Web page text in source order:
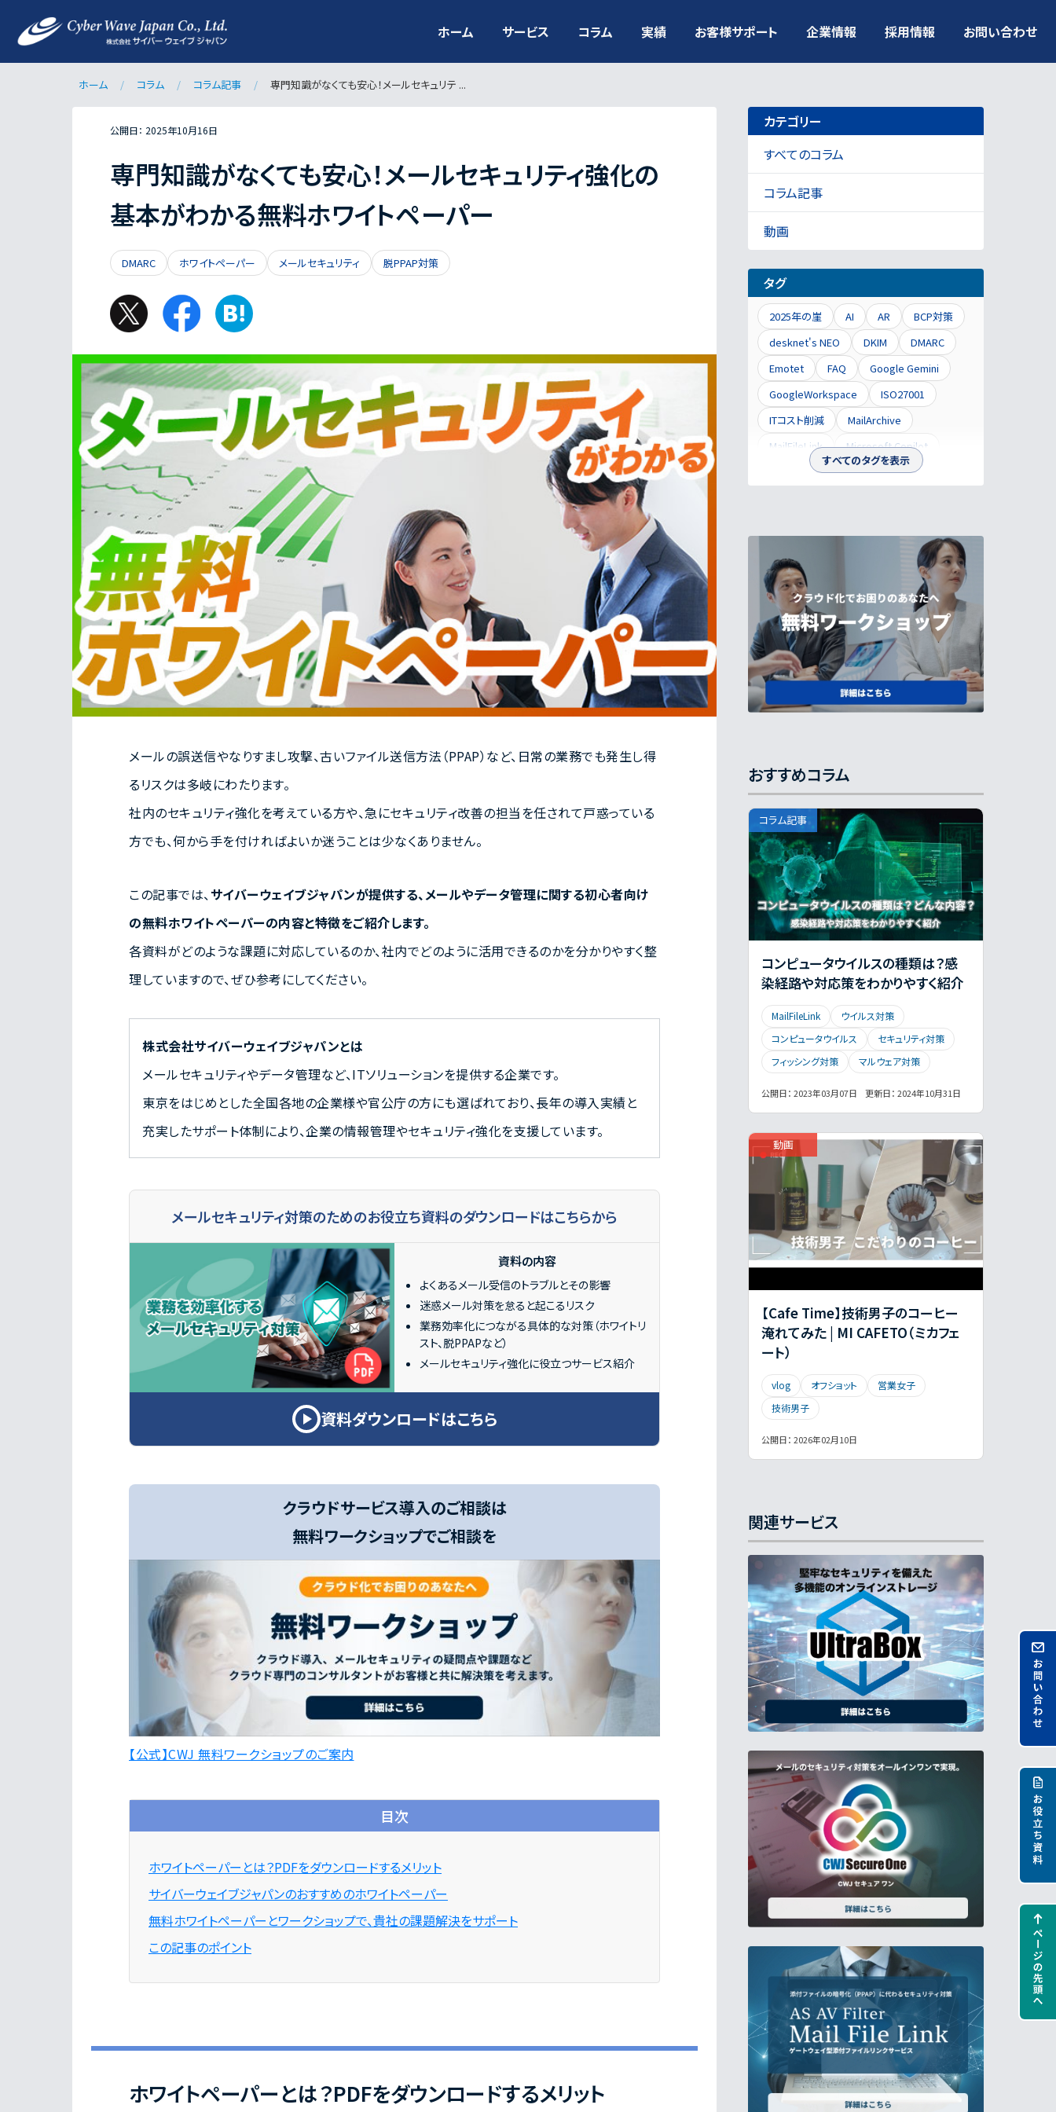
ホーム サービス コラム 実績 お客様サポート 企業情報 採用情報 お問い合わせ
ホーム コラム コラム記事 専門知識がなくても安心！メールセキュリテ ...
公開日： 2025年10月16日
専門知識がなくても安心！メールセキュリティ強化の
基本がわかる無料ホワイトペーパー
DMARC ホワイトペーパー メールセキュリティ 脱PPAP対策
メールの誤送信やなりすまし攻撃、古いファイル送信方法（PPAP）など、日常の業務でも発生し得
るリスクは多岐にわたります。
社内のセキュリティ強化を考えている方や、急にセキュリティ改善の担当を任されて戸惑っている
方でも、何から手を付ければよいか迷うことは少なくありません。
この記事では、サイバーウェイブジャパンが提供する、メールやデータ管理に関する初心者向け
の無料ホワイトペーパーの内容と特徴をご紹介します。
各資料がどのような課題に対応しているのか、社内でどのように活用できるのかを分かりやすく整
理していますので、ぜひ参考にしてください。
株式会社サイバーウェイブジャパンとは
メールセキュリティやデータ管理など、ITソリューションを提供する企業です。
東京をはじめとした全国各地の企業様や官公庁の方にも選ばれており、長年の導入実績と
充実したサポート体制により、企業の情報管理やセキュリティ強化を支援しています。
メールセキュリティ対策のためのお役立ち資料のダウンロードはこちらから
資料の内容
よくあるメール受信のトラブルとその影響
迷惑メール対策を怠ると起こるリスク
業務効率化につながる具体的な対策（ホワイトリ
スト、脱PPAPなど）
メールセキュリティ強化に役立つサービス紹介
資料ダウンロードはこちら
クラウドサービス導入のご相談は
無料ワークショップでご相談を
【公式】CWJ 無料ワークショップのご案内
目次
ホワイトペーパーとは？PDFをダウンロードするメリット
サイバーウェイブジャパンのおすすめのホワイトペーパー
無料ホワイトペーパーとワークショップで、貴社の課題解決をサポート
この記事のポイント
ホワイトペーパーとは？PDFをダウンロードするメリット
カテゴリー
すべてのコラム
コラム記事
動画
タグ
2025年の崖 AI AR
BCP対策
desknet's NEO
DKIM
DMARC
Emotet
FAQ
Google Gemini
GoogleWorkspace
ISO27001
ITコスト削減
MailArchive
MailFileLink
Microsoft Copilot
RaaS
SaaS
WIndows10
WindowsMail
アカウント管理
イミュータブル
インフラ運用
ウイルスメール対策
ウイルス対策
オフィスツアー
オフショット
クラウドサービス
クラウドストレージ
クラウドメール
コーポレートガバナンス
サイバーセキュリティ
シャドーAI
スパム対策
セキュリティ対策
ダークデータ
ダントツセキュリティ
チェックリスト
チャット
データセンター
データ保管・管理
データ復旧
デスクツアー
テストメール
トラブルシューティング
ドローン
バックアップ
ビジネスメール
ファイルサーバ
フィッシング対策
プロンプト
ホワイトペーパー
マルウェア対策
ミス防止
メールアーカイブ
メールサービス
メールフィルタリング
メールマナー
メール作成
メール保管・管理
メール監査
メール誤送信対策
メール運用
メリット・デメリット
ランサムウェア
ランチ
リカバリー
事例
個人情報保護
共有リンク
出張
情報漏洩対策
技術女子
攻撃
文例
法人向け
注意点
添付ファイル
社内ツール
見てはいけないサイト
詐欺メール
迷惑メール対策
退職者
電子帳簿保存法
すべてのタグを表示
おすすめコラム
コラム記事
コンピュータウイルスの種類は？感
染経路や対応策をわかりやすく紹介
MailFileLink
ウイルス対策
コンピュータウイルス
セキュリティ対策
フィッシング対策
マルウェア対策
公開日： 2023年03月07日 更新日： 2024年10月31日
動画
【Cafe Time】技術男子のコーヒー
淹れてみた | MI CAFETO（ミカフェ
ート）
vlog オフショット
営業女子
技術男子
公開日： 2026年02月10日
関連サービス